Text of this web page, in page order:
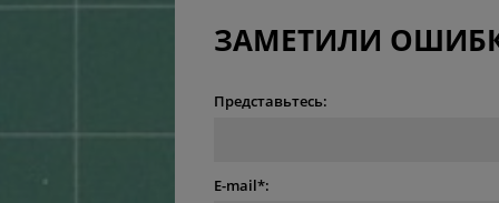
ЗАМЕТИЛИ
Представьтесь:
E-mail*: